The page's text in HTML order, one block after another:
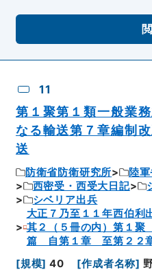
11
第１聚第１類一般業
なる輸送第７章編制
送
防衛省防衛研究所
陸
西密受・西受大日記
シベリア出兵
大正７乃至１１年西伯
其２（５冊の内）第１
篇 自第１章 至第２２
[規模] 40 [作成者名称]